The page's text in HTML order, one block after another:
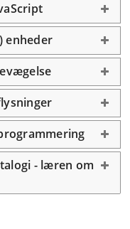
enheder
- læren om